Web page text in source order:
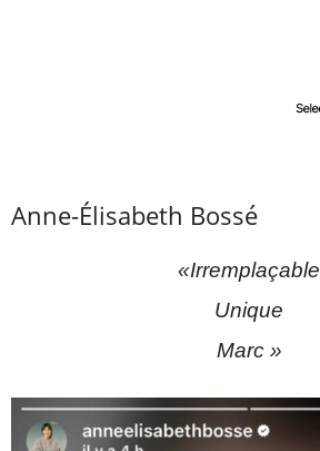
Anne-Élisabeth Bossé
«Irremplaçable
Unique
Marc »